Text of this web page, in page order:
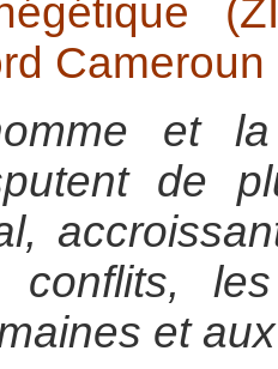
Cameroun
et
de
conflits,
et